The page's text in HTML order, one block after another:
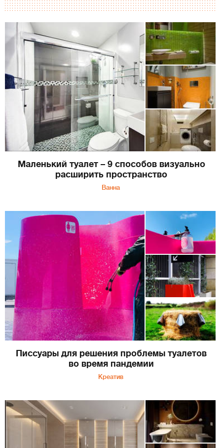
Маленький туалет – 9 способов визуально
расширить пространство
Ванна
Писсуары для решения проблемы туалетов
во время пандемии
Креатив